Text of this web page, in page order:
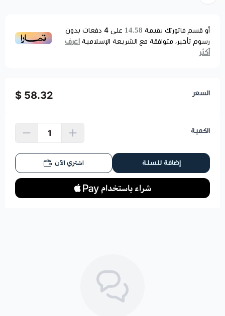
أو قسم فاتورتك بقيمة 14.58 على 4 دفعات بدون
رسوم تأخير، متوافقة مع الشريعة الإسلامية اعرف
أكثر
السعر 58.32 $
الكمية
إضافة للسلة اشتري الآن